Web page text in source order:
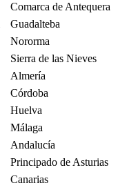
Comarca de Antequera
Guadalteba
Nororma
Sierra de las Nieves
Almería
Córdoba
Huelva
Málaga
Andalucía
Principado de Asturias
Canarias